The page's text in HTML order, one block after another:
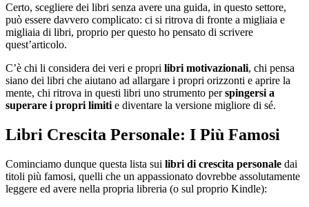
Certo, scegliere dei libri senza avere una guida, in questo settore,
può essere davvero complicato: ci si ritrova di fronte a migliaia e
migliaia di libri, proprio per questo ho pensato di scrivere
quest’articolo.
C’è chi li considera dei veri e propri libri motivazionali, chi pensa
siano dei libri che aiutano ad allargare i propri orizzonti e aprire la
mente, chi ritrova in questi libri uno strumento perspingersi a
superare i propri limiti e diventare la versione migliore di sé.
Libri Crescita Personale: I Più Famosi
Cominciamo dunque questa lista sui libri di crescita personale dai
titoli più famosi, quelli che un appassionato dovrebbe assolutamente
leggere ed avere nella propria libreria (o sul proprio Kindle):